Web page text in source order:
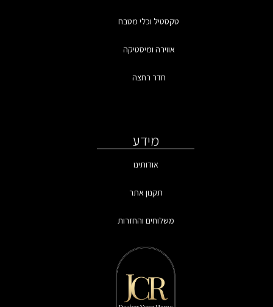
טקסטיל וכלי מטבח
אווירה ומיסטיקה
חדר רחצה
מידע
אודותינו
תקנון אתר
משלוחים והחזרות